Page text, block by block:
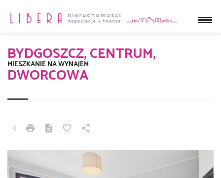
BYDGOSZCZ, CENTRUM,
DWORCOWA
MIESZKANIE NA WYNAJEM